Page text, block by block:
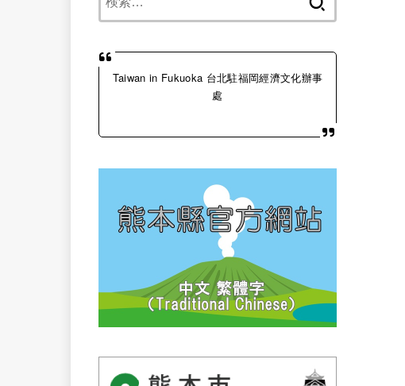
Taiwan in Fukuoka 台北駐福岡經濟文化辦事
處